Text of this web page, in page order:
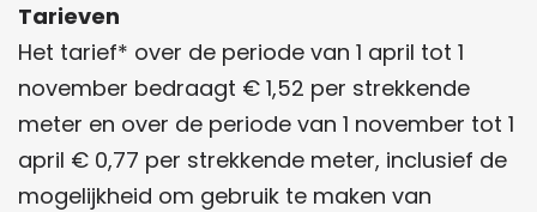
Tarieven
Het tarief* over de periode van 1 april tot 1
november bedraagt € 1,52 per strekkende
meter en over de periode van 1 november tot 1
april € 0,77 per strekkende meter, inclusief de
mogelijkheid om gebruik te maken van